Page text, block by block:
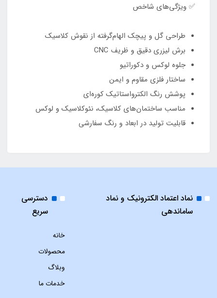
✅ ویژگی‌های شاخص
طراحی گل و پیچک الهام‌گرفته از نقوش کلاسیک
برش لیزری دقیق و ظریف CNC
جلوه لوکس و دکوراتیو
ساختار فلزی مقاوم و ایمن
پوشش رنگ الکترواستاتیک کوره‌ای
مناسب ساختمان‌های کلاسیک، نئوکلاسیک و لوکس
قابلیت تولید در ابعاد و رنگ سفارشی
نماد اعتماد الکترونیک و نماد
ساماندهی
دسترسی
سریع
خانه
محصولات
وبلاگ
خدمات ما